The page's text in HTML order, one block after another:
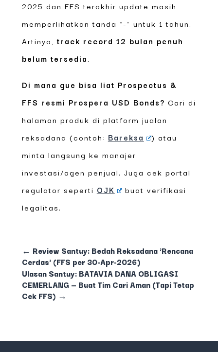
2025 dan FFS terakhir update masih
memperlihatkan tanda “-” untuk 1 tahun.
Artinya,track record 12 bulan penuh
belum tersedia.
Di mana gue bisa liat Prospectus &
FFS resmi Prospera USD Bonds? Cari di
halaman produk di platform jualan
reksadana (contoh: Bareksa
) atau
minta langsung ke manajer
investasi/agen penjual. Juga cek portal
regulator seperti OJK
buat verifikasi
legalitas.
← Review Santuy: Bedah Reksadana 'Rencana
Cerdas' (FFS per 30-Apr-2026)
Ulasan Santuy: BATAVIA DANA OBLIGASI
CEMERLANG — Buat Tim Cari Aman (Tapi Tetap
Cek FFS) →